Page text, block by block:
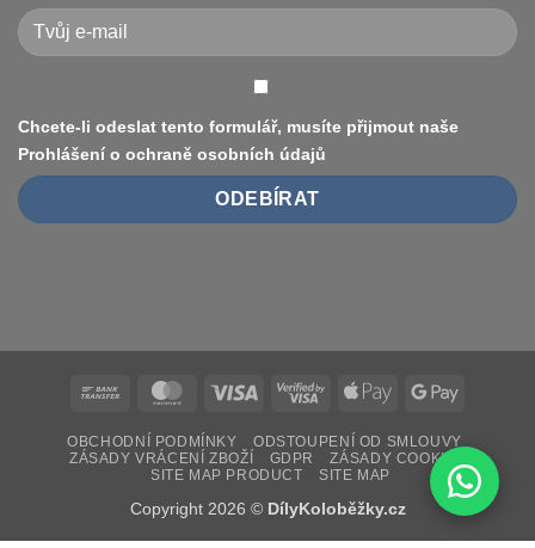
(8.5″
vs
10″,
duše
Chcete-li odeslat tento formulář, musíte přijmout naše
Prohlášení o ochraně osobních údajů
Bank
MasterCardVisa
Visa
Apple
Google
OBCHODNÍ PODMÍNKY
ODSTOUPENÍ OD SMLOUVY
ZÁSADY VRÁCENÍ ZBOŽÍ
GDPR
ZÁSADY COOKIES
SITE MAP PRODUCT
SITE MAP
Copyright 2026 © DílyKoloběžky.cz